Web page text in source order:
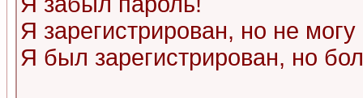
Я зарегистрирован, но не могу
Я был зарегистрирован, но